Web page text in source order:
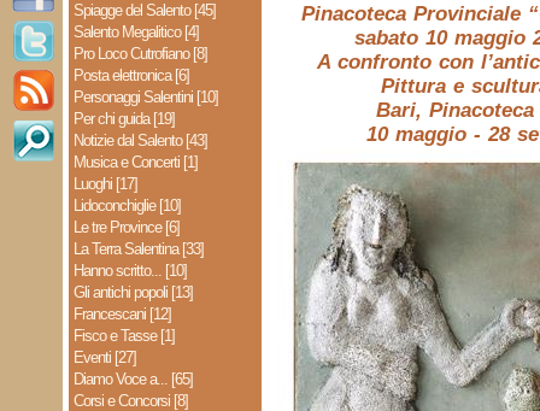
Spiagge del Salento [45]
Salento Megalitico [4]
Pro Loco Cutrofiano [8]
Posta elettronica [6]
Personaggi Salentini [10]
Per chi guida [19]
Notizie dal Salento [43]
Musica e Concerti [1]
Luoghi [17]
Lidoconchiglie [10]
Le tre Province [6]
La Terra Salentina [33]
Hanno scritto... [10]
Gli antichi popoli [13]
Francescani [12]
Fisco e Tasse [1]
Eventi [27]
Diamo Voce a... [65]
Corsi e Concorsi [8]
Pinacoteca Provinciale
sabato 10 maggio
A confronto con
Pittura e
Bari,
10 maggio - 28